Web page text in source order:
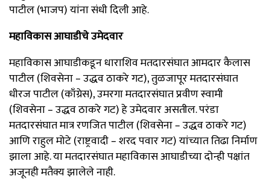
पाटील (भाजप) यांना संधी दिली आहे.
महाविकास आघाडीचे उमेदवार
महाविकास आघाडीकडून धाराशिव मतदारसंघात आमदार कैलास
पाटील (शिवसेना – उद्धव ठाकरे गट), तुळजापूर मतदारसंघात
धीरज पाटील (काँग्रेस), उमरगा मतदारसंघात प्रवीण स्वामी
(शिवसेना – उद्धव ठाकरे गट) हे उमेदवार असतील. परंडा
मतदारसंघात मात्र रणजित पाटील (शिवसेना – उद्धव ठाकरे गट)
आणि राहुल मोटे (राष्ट्रवादी – शरद पवार गट) यांच्यात तिढा निर्माण
झाला आहे. या मतदारसंघात महाविकास आघाडीच्या दोन्ही पक्षांत
अजूनही मतैक्य झालेले नाही.